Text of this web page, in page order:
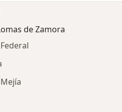
de Zamora